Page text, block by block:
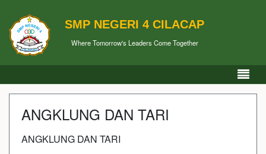
SMP NEGERI 4 CILACAP
Where Tomorrow's Leaders Come Together
ANGKLUNG DAN TARI
ANGKLUNG DAN TARI